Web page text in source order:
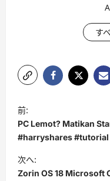
す
投
稿
ナ
ビ
ゲ
前:
PC Lemot? Matikan
#harryshares
次へ:
Zorin OS 18 Microsoft